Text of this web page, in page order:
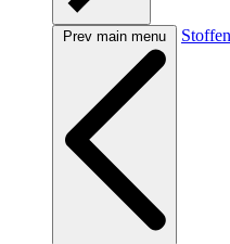
Prev main menu